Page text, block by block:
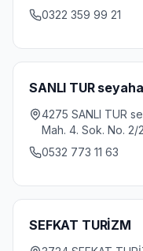
0322 359 99 21
SANLI TUR
4275 SANLI TUR
Mah. 4. Sok. No. 2/
0532 773 11 63
SEFKAT TURİZM